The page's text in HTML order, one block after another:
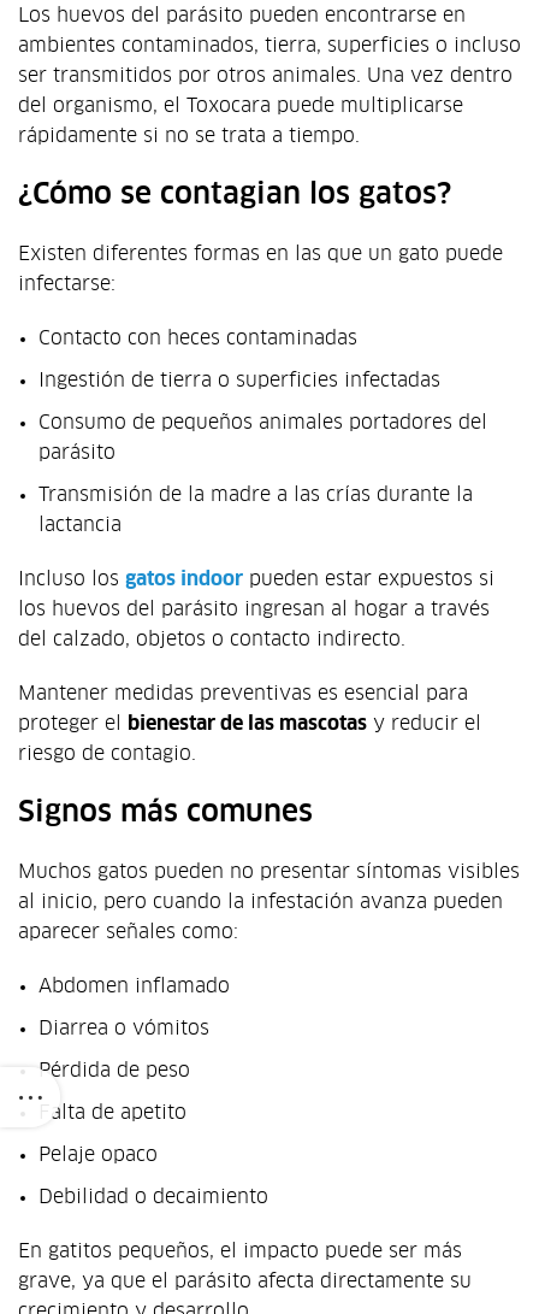
Los huevos del parásito pueden encontrarse en
ambientes contaminados, tierra, superficies o incluso
ser transmitidos por otros animales. Una vez dentro
del organismo, el Toxocara puede multiplicarse
rápidamente si no se trata a tiempo.
¿Cómo se contagian los gatos?
Existen diferentes formas en las que un gato puede
infectarse:
Contacto con heces contaminadas
Ingestión de tierra o superficies infectadas
Consumo de pequeños animales portadores del
parásito
Transmisión de la madre a las crías durante la
lactancia
Incluso los gatos indoor pueden estar expuestos si
los huevos del parásito ingresan al hogar a través
del calzado, objetos o contacto indirecto.
Mantener medidas preventivas es esencial para
proteger el
bienestar de las mascotas y reducir el
riesgo de contagio.
Signos más comunes
Muchos gatos pueden no presentar síntomas visibles
al inicio, pero cuando la infestación avanza pueden
aparecer señales como:
Abdomen inflamado
Diarrea o vómitos
Pérdida de peso
Falta de apetito
Pelaje opaco
Debilidad o decaimiento
En gatitos pequeños, el impacto puede ser más
grave, ya que el parásito afecta directamente su